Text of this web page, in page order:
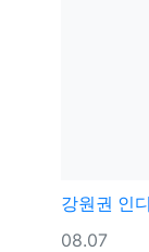
강원권 인
등록일
08.07